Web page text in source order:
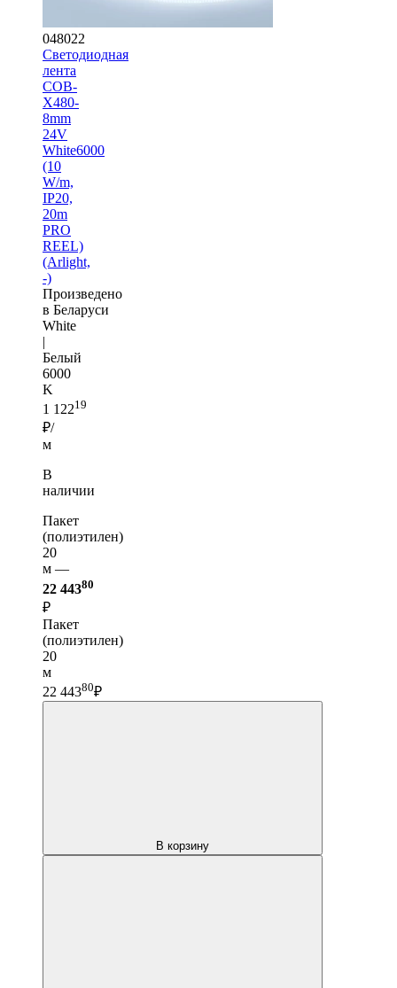
048022
Светодиодная
лента
COB-
X480-
8mm
24V
White6000
(10
W/m,
IP20,
20m
PRO
REEL)
(Arlight,
-)
Произведено
в Беларуси
White
|
Белый
6000
K
1 12219
₽/
м
В
наличии
Пакет
(полиэтилен)
20
м —
22 44380
₽
Пакет
(полиэтилен)
20
м
22 44380₽
В корзину